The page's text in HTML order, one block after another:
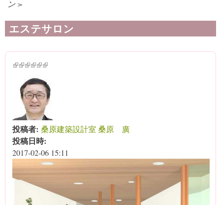
ン >
エステサロン
(link is external)
(link is external)
(link is external)
(link is external)
(link is external)
(link is external)
投稿者: 桑原建築設計室 桑原 廣
投稿日時:
2017-02-06 15:11